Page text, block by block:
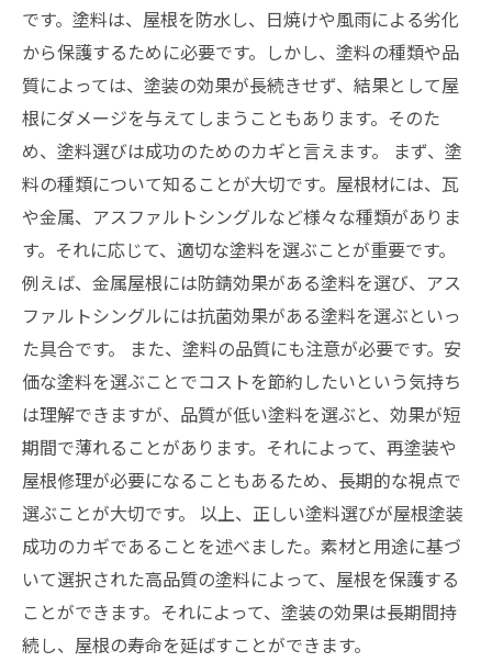
です。塗料は、屋根を防水し、日焼けや風雨による劣化
から保護するために必要です。しかし、塗料の種類や品
質によっては、塗装の効果が長続きせず、結果として屋
根にダメージを与えてしまうこともあります。そのた
め、塗料選びは成功のためのカギと言えます。 まず、塗
料の種類について知ることが大切です。屋根材には、瓦
や金属、アスファルトシングルなど様々な種類がありま
す。それに応じて、適切な塗料を選ぶことが重要です。
例えば、金属屋根には防錆効果がある塗料を選び、アス
ファルトシングルには抗菌効果がある塗料を選ぶといっ
た具合です。 また、塗料の品質にも注意が必要です。安
価な塗料を選ぶことでコストを節約したいという気持ち
は理解できますが、品質が低い塗料を選ぶと、効果が短
期間で薄れることがあります。それによって、再塗装や
屋根修理が必要になることもあるため、長期的な視点で
選ぶことが大切です。 以上、正しい塗料選びが屋根塗装
成功のカギであることを述べました。素材と用途に基づ
いて選択された高品質の塗料によって、屋根を保護する
ことができます。それによって、塗装の効果は長期間持
続し、屋根の寿命を延ばすことができます。